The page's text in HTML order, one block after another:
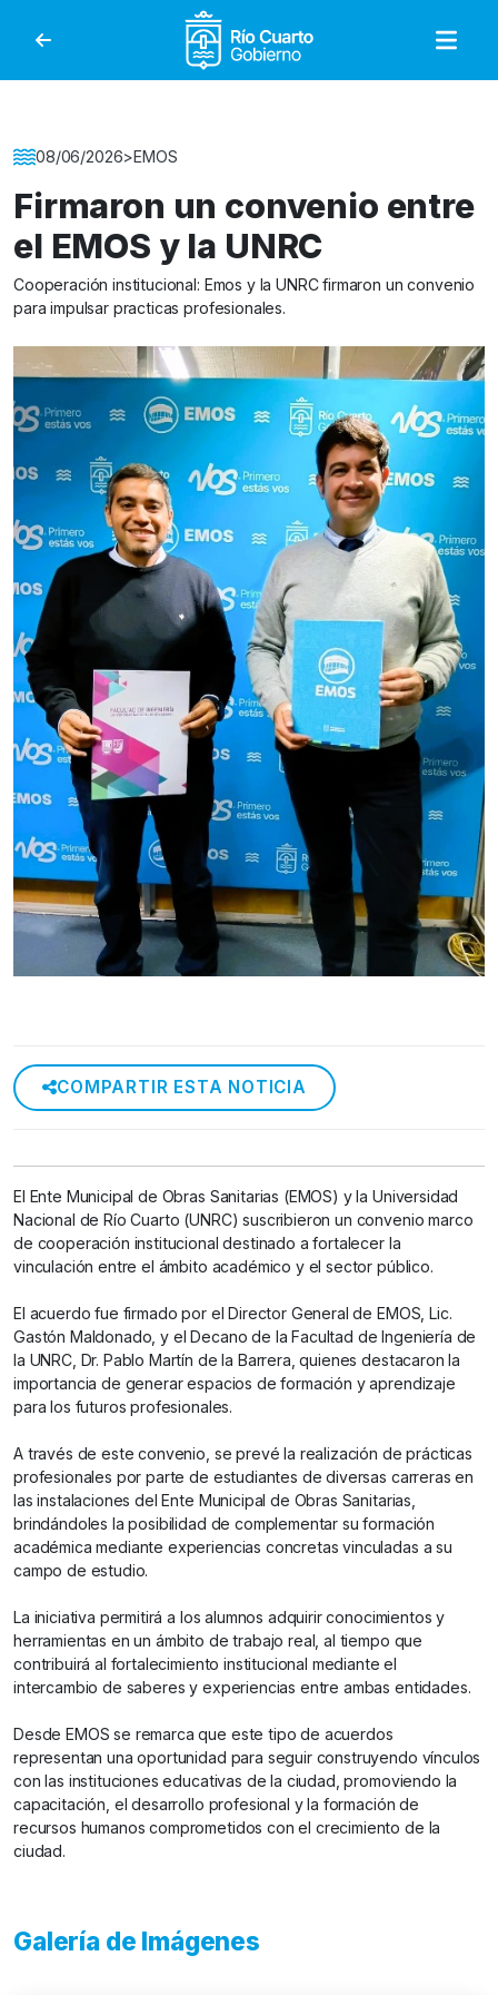
Gobierno de Río
Detalle de la Noticia
08/06/2026>EMOS
Firmaron un convenio entre
el EMOS y la UNRC
Cooperación institucional: Emos y la UNRC firmaron un convenio
para impulsar practicas profesionales.
COMPARTIR ESTA NOTICIA
El Ente Municipal de Obras Sanitarias (EMOS) y la Universidad
Nacional de Río Cuarto (UNRC) suscribieron un convenio marco
de cooperación institucional destinado a fortalecer la
vinculación entre el ámbito académico y el sector público.
El acuerdo fue firmado por el Director General de EMOS, Lic.
Gastón Maldonado, y el Decano de la Facultad de Ingeniería de
la UNRC, Dr. Pablo Martín de la Barrera, quienes destacaron la
importancia de generar espacios de formación y aprendizaje
para los futuros profesionales.
A través de este convenio, se prevé la realización de prácticas
profesionales por parte de estudiantes de diversas carreras en
las instalaciones del Ente Municipal de Obras Sanitarias,
brindándoles la posibilidad de complementar su formación
académica mediante experiencias concretas vinculadas a su
campo de estudio.
La iniciativa permitirá a los alumnos adquirir conocimientos y
herramientas en un ámbito de trabajo real, al tiempo que
contribuirá al fortalecimiento institucional mediante el
intercambio de saberes y experiencias entre ambas entidades.
Desde EMOS se remarca que este tipo de acuerdos
representan una oportunidad para seguir construyendo vínculos
con las instituciones educativas de la ciudad, promoviendo la
capacitación, el desarrollo profesional y la formación de
recursos humanos comprometidos con el crecimiento de la
ciudad.
Galería de Imágenes